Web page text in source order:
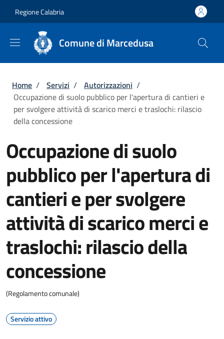
Regione Calabria
Comune di Marcedusa
Briciole di pane
Home / Servizi / Autorizzazioni /
Occupazione di suolo pubblico per l'apertura di cantieri e
per svolgere attività di scarico merci e traslochi: rilascio
della concessione
Occupazione di suolo
pubblico per l'apertura di
cantieri e per svolgere
attività di scarico merci e
traslochi: rilascio della
concessione
(Regolamento comunale)
Servizio attivo